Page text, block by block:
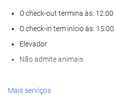
O check-out termina às: 12:00
O check-in tem início às: 15:00
Elevador
Não admite animais
Serviços de receção
Mais serviços